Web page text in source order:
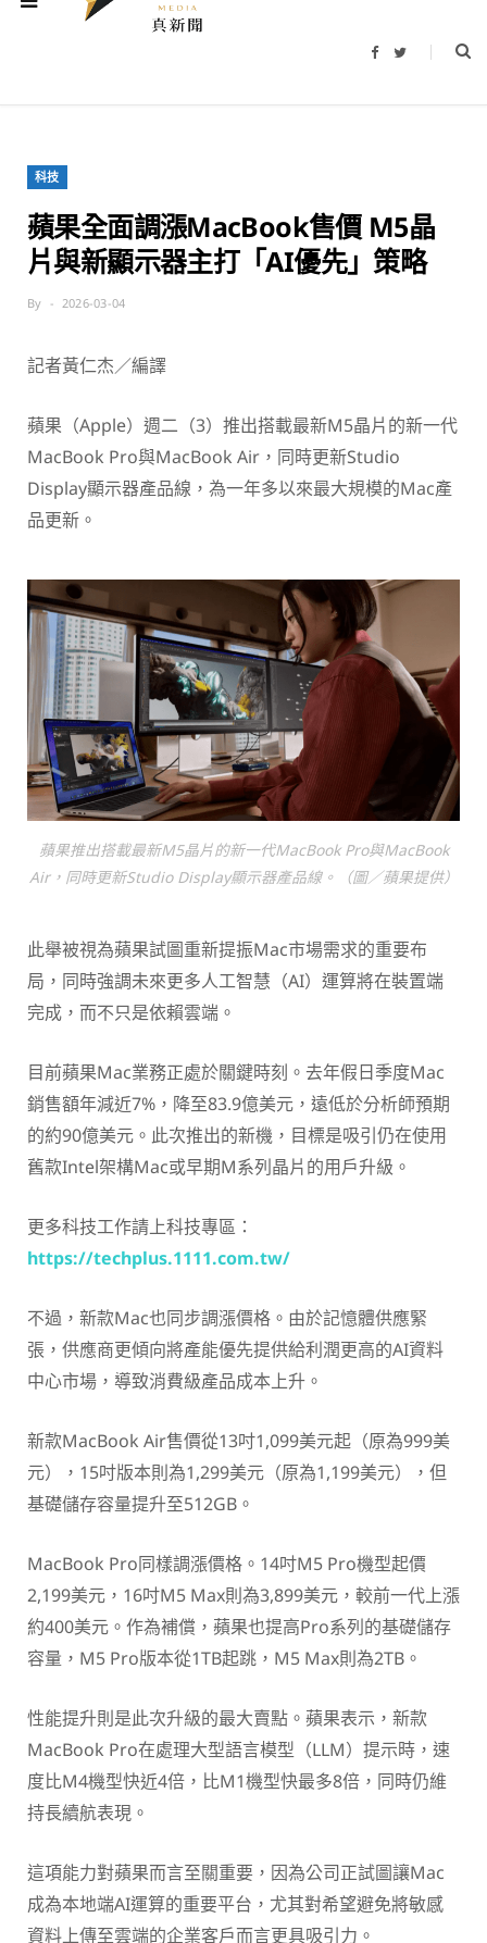
F
b
T
t
科技
蘋果全面調漲MacBook售價 M5晶
片與新顯示器主打「AI優先」策略
By 2026-03-04
記者黃仁杰／編譯
蘋果（Apple） 週二（3）推出搭載最新M5晶片的新一代
MacBook Pro與MacBook Air，同時更新Studio
Display顯示器產品線，為一年多以來最大規模的Mac產
品更新。
蘋果推出搭載最新M5晶片的新一代MacBook Pro與MacBook
Air，同時更新Studio Display顯示器產品線。（圖／蘋果提供）
此舉被視為蘋果試圖重新提振Mac市場需求的重要布
局，同時強調未來更多人工智慧（AI）運算將在裝置端
完成，而不只是依賴雲端。
目前蘋果Mac業務正處於關鍵時刻。去年假日季度Mac
銷售額年減近7%，降至83.9億美元，遠低於分析師預期
的約90億美元。此次推出的新機，目標是吸引仍在使用
舊款Intel架構Mac或早期M系列晶片的用戶升級。
更多科技工作請上科技專區：
https://techplus.1111.com.tw/
不過，新款Mac也同步調漲價格。由於記憶體供應緊
張，供應商更傾向將產能優先提供給利潤更高的AI資料
中心市場，導致消費級產品成本上升。
新款MacBook Air售價從13吋1,099美元起（原為999美
元），15吋版本則為1,299美元（原為1,199美元），但
基礎儲存容量提升至512GB。
MacBook Pro同樣調漲價格。14吋M5 Pro機型起價
2,199美元，16吋M5 Max則為3,899美元，較前一代上漲
約400美元。作為補償，蘋果也提高Pro系列的基礎儲存
容量，M5 Pro版本從1TB起跳，M5 Max則為2TB。
性能提升則是此次升級的最大賣點。蘋果表示，新款
MacBook Pro在處理大型語言模型（LLM）提示時，速
度比M4機型快近4倍，比M1機型快最多8倍，同時仍維
持長續航表現。
這項能力對蘋果而言至關重要，因為公司正試圖讓Mac
成為本地端AI運算的重要平台，尤其對希望避免將敏感
資料上傳至雲端的企業客戶而言更具吸引力。